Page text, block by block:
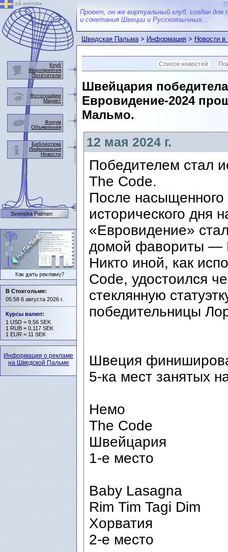
Проект, он же виртуальный клуб, создан для
и сочетания Швеции и Русскоязычных...
Шведская Пальма>Информация>Новости
Список новостей
Швейцария
Евровидение-2024
Мальмо.
12 мая 2024 г.
Победителем стал
The Code.
После
исторического дня
«Евровидение»
домой фавориты —
Никто иной, как
Code, удостоился
стеклянную
победительницы
Швеция
5-ка мест занятых
Немо
The Code
Швейцария
1-е место
Baby Lasagna
Rim Tim Tagi Dim
Хорватия
2-е место
på svenska
Клуб
Мероприятия
Посетители
Фотографии
Маркет
Форум
Объявления
Библиотека
Информация
Новости
Svenska Palmen
В Стокгольме:
05:58 6 августа 2026 г.
Курсы валют:
1 USD = 9,56 SEK
1 RUB = 0,117 SEK
1 EUR = 11 SEK
Информация о рекламе
на Шведской Пальме